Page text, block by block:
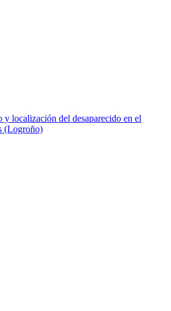
y localización del desaparecido en el
(Logroño)